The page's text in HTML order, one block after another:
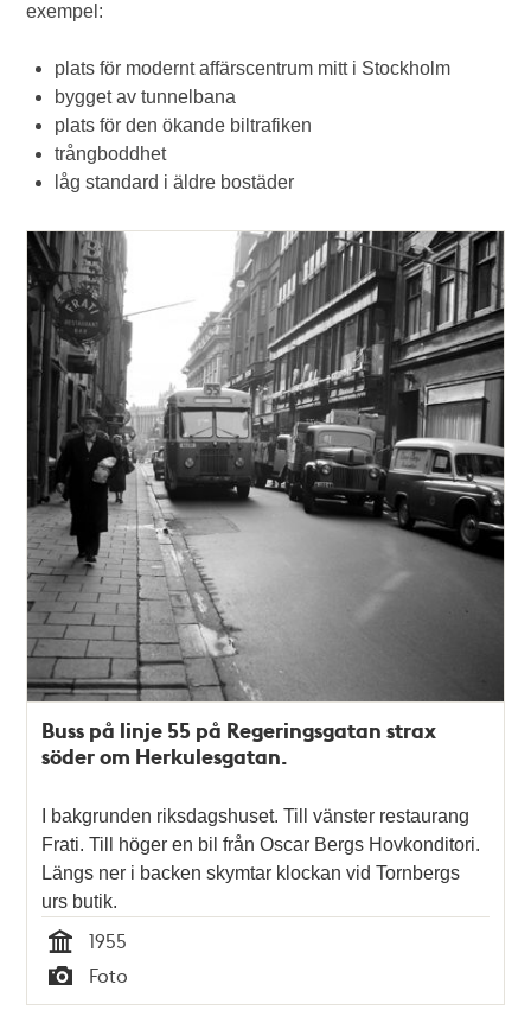
exempel:
plats för modernt affärscentrum mitt i Stockholm
bygget av tunnelbana
plats för den ökande biltrafiken
trångboddhet
låg standard i äldre bostäder
Buss på linje 55 på Regeringsgatan strax
söder om Herkulesgatan.
I bakgrunden riksdagshuset. Till vänster restaurang
Frati. Till höger en bil från Oscar Bergs Hovkonditori.
Längs ner i backen skymtar klockan vid Tornbergs
urs butik.
Tid
1955
Typ
Foto